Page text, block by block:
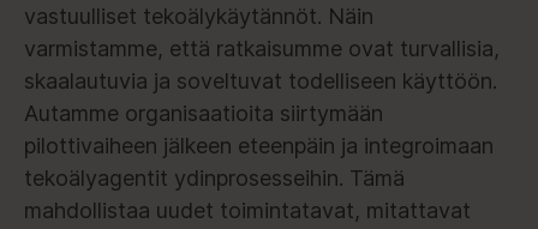
vastuulliset tekoälykäytännöt. Näin
varmistamme, että ratkaisumme ovat turvallisia,
skaalautuvia ja soveltuvat todelliseen käyttöön.
Autamme organisaatioita siirtymään
pilottivaiheen jälkeen eteenpäin ja integroimaan
tekoälyagentit ydinprosesseihin. Tämä
mahdollistaa uudet toimintatavat, mitattavat